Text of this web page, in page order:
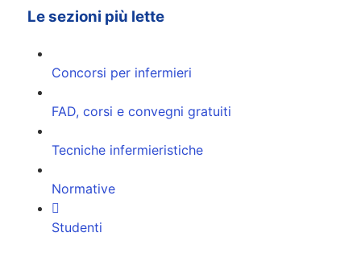
Le sezioni più lette
Concorsi per infermieri
FAD, corsi e convegni gratuiti
Tecniche infermieristiche
Normative
Studenti